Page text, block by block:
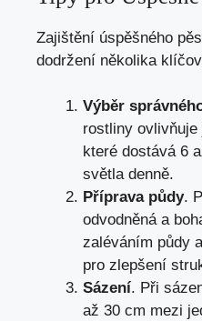
Zajištění úspěšného
dodržení několika
Výběr
rostliny
které dostává 6
světla denně.
Příprava půdy.
odvodněná a
zaléváním půdy
pro zlepšení
Sázení. Při
až 30 cm mezi